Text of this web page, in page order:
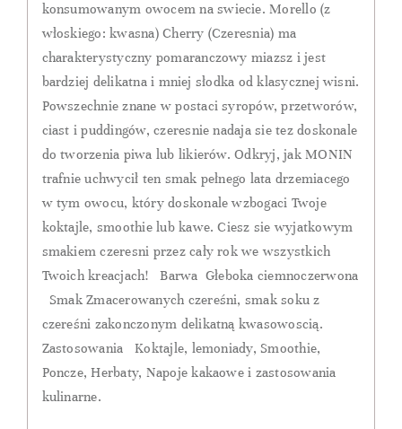
konsumowanym owocem na swiecie. Morello (z
włoskiego: kwasna) Cherry (Czeresnia) ma
charakterystyczny pomaranczowy miazsz i jest
bardziej delikatna i mniej słodka od klasycznej wisni.
Powszechnie znane w postaci syropów, przetworów,
ciast i puddingów, czeresnie nadaja sie tez doskonale
do tworzenia piwa lub likierów. Odkryj, jak MONIN
trafnie uchwycił ten smak pełnego lata drzemiacego
w tym owocu, który doskonale wzbogaci Twoje
koktajle, smoothie lub kawe. Ciesz sie wyjatkowym
smakiem czeresni przez cały rok we wszystkich
Twoich kreacjach! Barwa Głeboka ciemnoczerwona
Smak Zmacerowanych czereśni, smak soku z
czereśni zakonczonym delikatną kwasowoscią.
Zastosowania Koktajle, lemoniady, Smoothie,
Poncze, Herbaty, Napoje kakaowe i zastosowania
kulinarne.